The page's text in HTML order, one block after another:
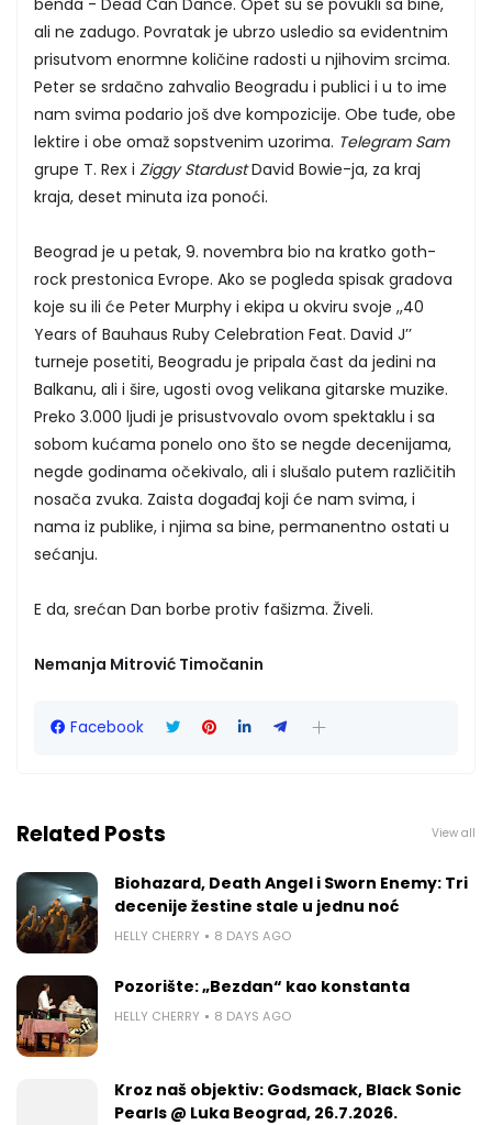
ali ne zadugo. Povratak je ubrzo usledio sa evidentnim
prisutvom enormne količine radosti u njihovim srcima.
Peter se srdačno zahvalio Beogradu i publici i u to ime
nam svima podario još dve kompozicije. Obe tuđe, obe
lektire i obe omaž sopstvenim uzorima. Telegram Sam
grupe T. Rex i Ziggy StardustDavid Bowie-ja, za kraj
kraja, deset minuta iza ponoći.
Beograd je u petak, 9. novembra bio na kratko goth-
rock prestonica Evrope. Ako se pogleda spisak gradova
koje su ili će Peter Murphy i ekipa u okviru svoje ,,40
Years of Bauhaus Ruby Celebration Feat. David J’’
turneje posetiti, Beogradu je pripala čast da jedini na
Balkanu, ali i šire, ugosti ovog velikana gitarske muzike.
Preko 3.000 ljudi je prisustvovalo ovom spektaklu i sa
sobom kućama ponelo ono što se negde decenijama,
negde godinama očekivalo, ali i slušalo putem različitih
nosača zvuka. Zaista događaj koji će nam svima, i
nama iz publike, i njima sa bine, permanentno ostati u
sećanju.
E da, srećan Dan borbe protiv fašizma. Živeli.
Nemanja Mitrović Timočanin
Facebook
Related Posts View all
Biohazard, Death Angel i Sworn Enemy: Tri
decenije žestine stale u jednu noć
HELLY CHERRY 8 DAYS AGO
Pozorište: „Bezdan“ kao konstanta
HELLY CHERRY 8 DAYS AGO
Kroz naš objektiv: Godsmack, Black Sonic
Pearls @ Luka Beograd, 26.7.2026.